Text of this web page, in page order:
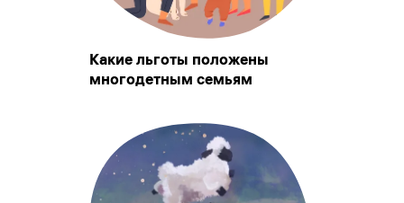
Какие льготы положены
многодетным семьям